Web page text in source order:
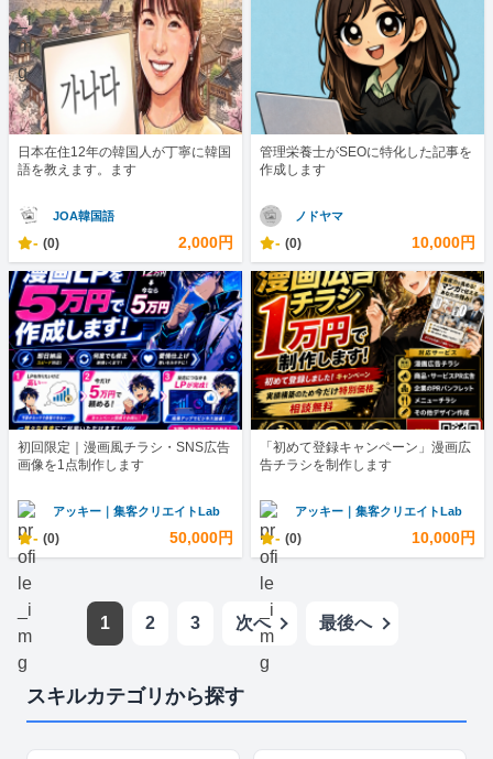
日本在住12年の韓国人が丁寧に韓国
語を教えます。ます
JOA韓国語
- (0) 2,000円
管理栄養士がSEOに特化した記事を
作成します
ノドヤマ
- (0) 10,000円
初回限定｜漫画風チラシ・SNS広告
画像を1点制作します
アッキー｜集客クリエイトLab
- (0) 50,000円
「初めて登録キャンペーン」漫画広
告チラシを制作します
アッキー｜集客クリエイトLab
- (0) 10,000円
1 2 3 次へ 最後へ
スキルカテゴリから探す